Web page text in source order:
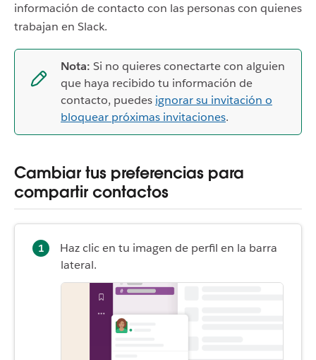
información de contacto con las personas con quienes
trabajan en Slack.
Nota: Si no quieres conectarte con alguien
que haya recibido tu información de
contacto, puedes ignorar su invitación o
bloquear próximas invitaciones.
Cambiar tus preferencias para
compartir contactos
Haz clic en tu imagen de perfil en la barra
lateral.